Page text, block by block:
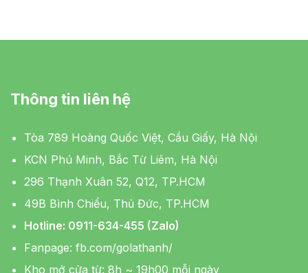
Thông tin liên hệ
Tòa 789 Hoàng Quốc Việt, Cầu Giấy, Hà Nội
KCN Phú Minh, Bắc Từ Liêm, Hà Nội
296 Thạnh Xuân 52, Q12, TP.HCM
49B Bình Chiểu, Thủ Đức, TP.HCM
Hotline: 0911-634-455 (Zalo)
Fanpage: fb.com/golathanh/
Kho mở cửa từ: 8h ~ 19h00 mỗi ngày